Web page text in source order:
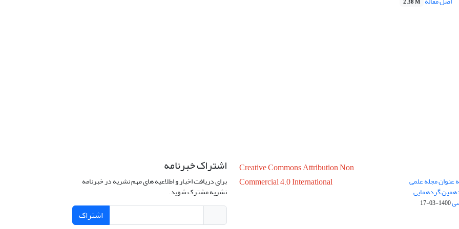
2.38 M
عنوان مجله علمی
سال 1399 در پانزدهمین گردهمایی
1400-03-17
Creative Commons Attribution Non
Commercial 4.0 International
اشتراک خبرنامه
برای دریافت اخبار و اطلاعیه های مهم نشریه در خبرنامه
نشریه مشترک شوید.
اشتراک